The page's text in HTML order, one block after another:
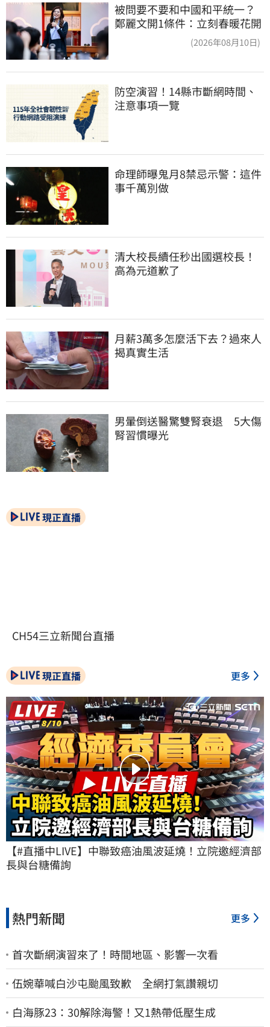
被問要不要和中國和平統一？
鄭麗文開1條件：立刻春暖花開
(2026年08月10日)
防空演習！14縣市斷網時間、
注意事項一覽
命理師曝鬼月8禁忌示警：這件
事千萬別做
清大校長續任秒出國選校長！
高為元道歉了
月薪3萬多怎麼活下去？過來人
揭真實生活
男暈倒送醫驚雙腎衰退　5大傷
腎習慣曝光
現正直播
CH54三立新聞台直播
現正直播 更多
【#直播中LIVE】中聯致癌油風波延燒！立院邀經濟部
長與台糖備詢
熱門新聞 更多
首次斷網演習來了！時間地區、影響一次看
伍婉華喊白沙屯颱風致歉 全網打氣讚親切
白海豚23：30解除海警！又1熱帶低壓生成